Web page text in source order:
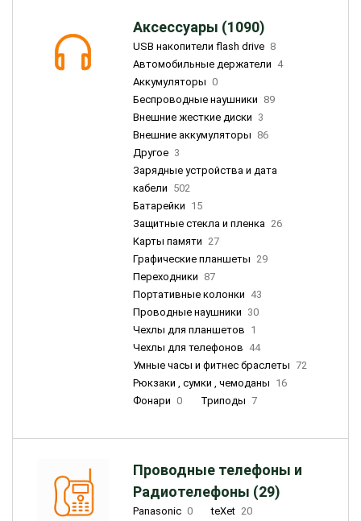
Аксессуары (1090)
USB накопители flash drive 8
Автомобильные держатели 4
Аккумуляторы 0
Беспроводные наушники 89
Внешние жесткие диски 3
Внешние аккумуляторы 86
Другое 3
Зарядные устройства и дата
кабели 502
Батарейки 15
Защитные стекла и пленка 26
Карты памяти 27
Графические планшеты 29
Переходники 87
Портативные колонки 43
Проводные наушники 30
Чехлы для планшетов 1
Чехлы для телефонов 44
Умные часы и фитнес браслеты 72
Рюкзаки , сумки , чемоданы 16
Фонари 0 Триподы 7
Проводные телефоны и
Радиотелефоны (29)
Panasonic 0 teXet 20